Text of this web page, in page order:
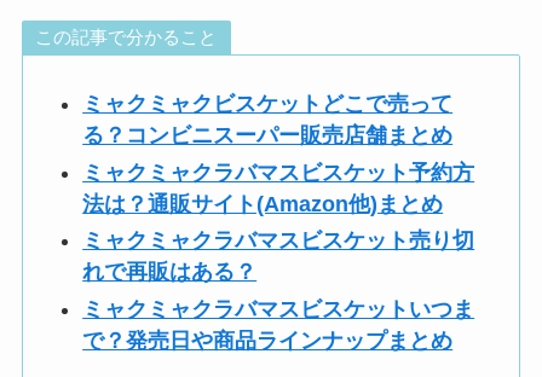
この記事で分かること
ミャクミャクビスケットどこで売って
る？コンビニスーパー販売店舗まとめ
ミャクミャクラバマスビスケット予約方
法は？通販サイト(Amazon他)まとめ
ミャクミャクラバマスビスケット売り切
れで再販はある？
ミャクミャクラバマスビスケットいつま
で？発売日や商品ラインナップまとめ